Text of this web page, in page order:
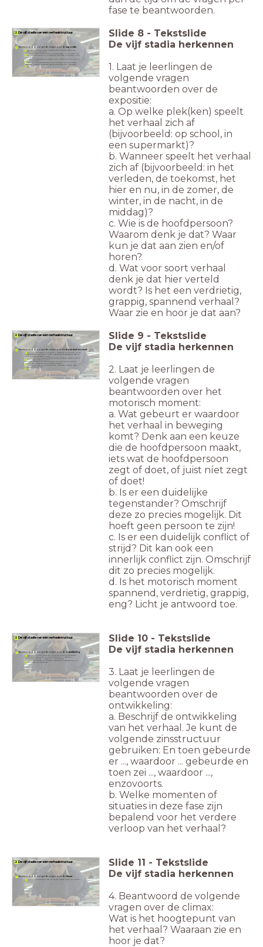
fase te beantwoorden.
Beantwoord de volgende vragen over de expositie
2 De vijf stadia van een verhaalstructuur
a. Op welke plek(ken) speelt het verhaal zich af (bijvoorbeeld: op
school, in een supermarkt)?
b. Wanneer speelt het verhaal zich af (bijvoorbeeld: in het verleden, de
toekomst, het hier en nu, in de zomer, de winter, in de nacht, in de
middag)?
c. Wie is de hoofdpersoon? Waarom denk je dat? Waar kun je dat aan
zien en/of horen?
d. Wat voor soort verhaal denk je dat hier verteld wordt? Is het een
verdrietig, grappig, spannend verhaal? Waar zie en hoor je dat aan?
Slide 8 - Tekstslide
De vijf stadia herkennen
1. Laat je leerlingen de
volgende vragen
beantwoorden over de
expositie:
a. Op welke plek(ken) speelt
het verhaal zich af
(bijvoorbeeld: op school, in
een supermarkt)?
b. Wanneer speelt het verhaal
zich af (bijvoorbeeld: in het
verleden, de toekomst, het
hier en nu, in de zomer, de
winter, in de nacht, in de
middag)?
c. Wie is de hoofdpersoon?
Waarom denk je dat? Waar
kun je dat aan zien en/of
horen?
d. Wat voor soort verhaal
denk je dat hier verteld
wordt? Is het een verdrietig,
grappig, spannend verhaal?
Waar zie en hoor je dat aan?
Beantwoord de volgende vragen over het motorisch moment:
2 De vijf stadia van een verhaalstructuur
a. Wat gebeurt er waardoor het verhaal in beweging komt? Denk aan een
keuze die de hoofdpersoon maakt, iets wat de hoofdpersoon zegt of
doet, of juist níet zegt of doet!
b. Is er een duidelijke tegenstander? Omschrijf deze zo precies mogelijk.
Dit hoeft geen persoon te zijn!
c. Is er een duidelijk conflict of strijd? Dit kan ook een innerlijk
conflict zijn. Omschrijf dit zo precies mogelijk.
d. Is het motorisch moment spannend, verdrietig, grappig, eng?
Licht je antwoord toe.
Slide 9 - Tekstslide
De vijf stadia herkennen
2. Laat je leerlingen de
volgende vragen
beantwoorden over het
motorisch moment:
a. Wat gebeurt er waardoor
het verhaal in beweging
komt? Denk aan een keuze
die de hoofdpersoon maakt,
iets wat de hoofdpersoon
zegt of doet, of juist níet zegt
of doet!
b. Is er een duidelijke
tegenstander? Omschrijf
deze zo precies mogelijk. Dit
hoeft geen persoon te zijn!
c. Is er een duidelijk conflict of
strijd? Dit kan ook een
innerlijk conflict zijn. Omschrijf
dit zo precies mogelijk.
d. Is het motorisch moment
spannend, verdrietig, grappig,
eng? Licht je antwoord toe.
Beantwoord de volgende vragen over de ontwikkeling
2 De vijf stadia van een verhaalstructuur
a. Beschrijf de ontwikkeling van het verhaal. Je kunt de volgende
zinsstructuur gebruiken: En toen gebeurde er ..., waardoor ...
b. Welke momenten of situaties in deze fase zijn bepalend voor het
verdere verloop van het verhaal?
3.
Slide 10 - Tekstslide
De vijf stadia herkennen
3. Laat je leerlingen de
volgende vragen
beantwoorden over de
ontwikkeling:
a. Beschrijf de ontwikkeling
van het verhaal. Je kunt de
volgende zinsstructuur
gebruiken: En toen gebeurde
er ..., waardoor ... gebeurde en
toen zei ..., waardoor ...,
enzovoorts.
b. Welke momenten of
situaties in deze fase zijn
bepalend voor het verdere
verloop van het verhaal?
Beantwoord de volgende vragen over de climax
2 De vijf stadia van een verhaalstructuur
Wat is het hoogtepunt van het verhaal? Waaraan zie en hoor je dat?
4.
Slide 11 - Tekstslide
De vijf stadia herkennen
4. Beantwoord de volgende
vragen over de climax:
Wat is het hoogtepunt van
het verhaal? Waaraan zie en
hoor je dat?